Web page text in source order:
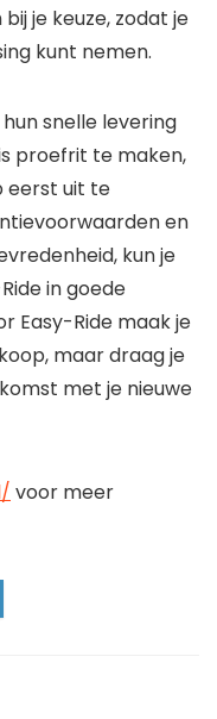
je keuze, zodat je
kunt nemen.
snelle levering
proefrit te maken,
eerst uit te
en
kun je
in goede
Easy-Ride maak je
maar draag je
met je nieuwe
voor meer